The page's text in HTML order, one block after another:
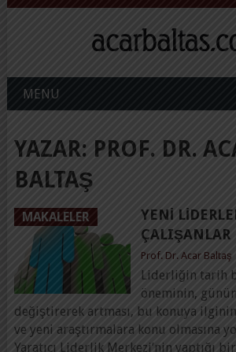
MENU
YAZAR: PROF. DR.
BALTAŞ
MAKALELER
YENI
ÇALIŞANLAR
Prof. Dr. Acar Baltaş
Liderliğin tarih
öneminin,
değiştirerek artması, bu konuya
ve yeni araştırmalara konu olmasına
Yaratıcı Liderlik Merkezi’nin yaptığı